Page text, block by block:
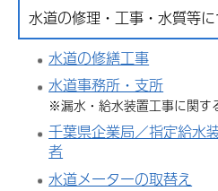
水道の修理・工事・水質等
水道の修繕工事
水道事務所・支所
※漏水・給水装置工事に関す
千葉県企業局／指定給水
者
水道メーターの取替え